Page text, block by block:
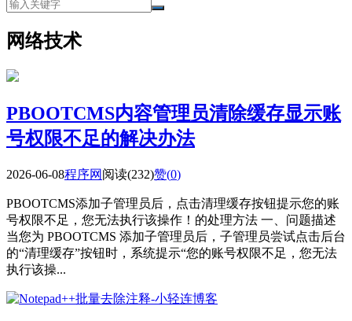
网络技术
PBOOTCMS内容管理员清除缓存显示账
号权限不足的解决办法
2026-06-08程序网 阅读(232)赞(0)
PBOOTCMS添加子管理员后，点击清理缓存按钮提示您的账
号权限不足，您无法执行该操作！的处理方法 一、问题描述
当您为 PBOOTCMS 添加子管理员后，子管理员尝试点击后台
的“清理缓存”按钮时，系统提示“您的账号权限不足，您无法
执行该操...